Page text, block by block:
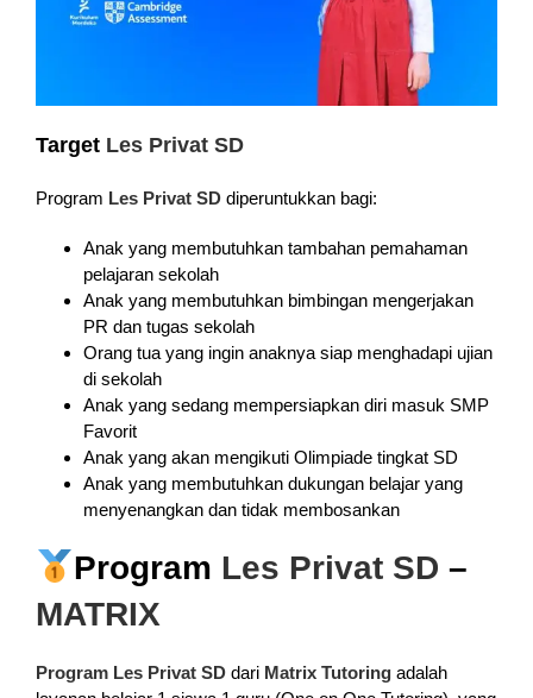
Target Les Privat SD
Program Les Privat SDdiperuntukkan bagi:
Anak yang membutuhkan tambahan pemahaman
pelajaran sekolah
Anak yang membutuhkan bimbingan mengerjakan
PR dan tugas sekolah
Orang tua yang ingin anaknya siap menghadapi ujian
di sekolah
Anak yang sedang mempersiapkan diri masuk SMP
Favorit
Anak yang akan mengikuti Olimpiade tingkat SD
Anak yang membutuhkan dukungan belajar yang
menyenangkan dan tidak membosankan
Program Les Privat SD –
MATRIX
Program Les Privat SDdari Matrix Tutoringadalah